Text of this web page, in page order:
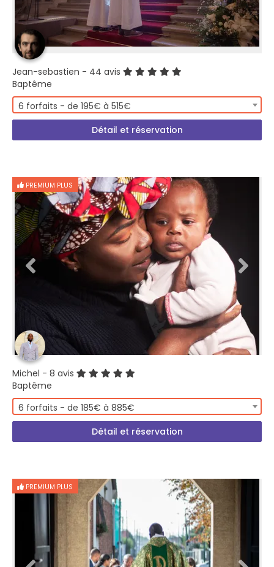
Jean-sebastien - 44 avis
Baptême
6 forfaits - de 195€ à 515€
Détail et réservation
PREMIUM PLUS
Michel - 8 avis
Baptême
6 forfaits - de 185€ à 885€
Détail et réservation
PREMIUM PLUS